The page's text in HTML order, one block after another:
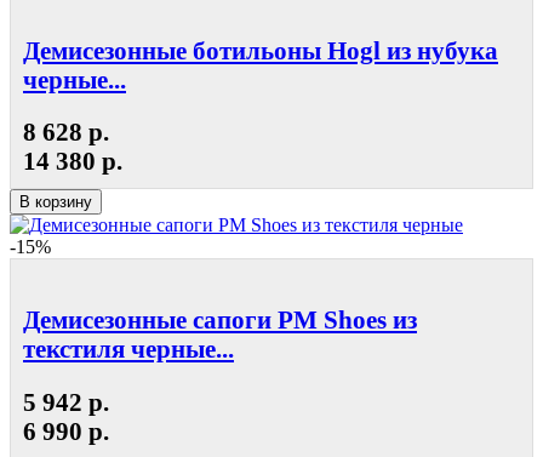
Демисезонные ботильоны Hogl из нубука
черные...
8 628 р.
14 380 р.
В корзину
-15%
Демисезонные сапоги РМ Shoes из
текстиля черные...
5 942 р.
6 990 р.